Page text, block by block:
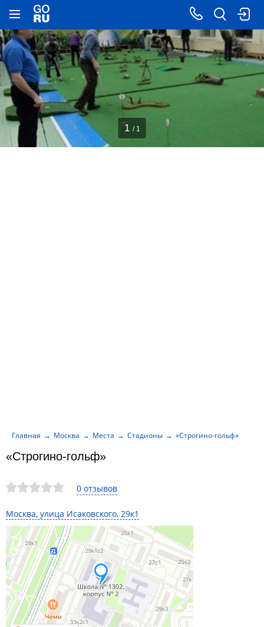
0 отзывов
Москва, улица Исаковского, 29к1
«Строгино-гольф»
Главная Москва Места Стадионы «Строгино-гольф»
1 / 1